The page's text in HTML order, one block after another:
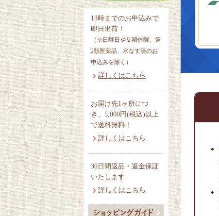
13時までのお申込みで
即日出荷！
（※日曜日や長期休暇、第
2類医薬品、水なす漬のお
申込みを除く）
詳しくはこちら
お届け先1ヶ所につ
き、5,000円(税込)以上
で送料無料！
詳しくはこちら
30日間返品・返金保証
いたします
詳しくはこちら